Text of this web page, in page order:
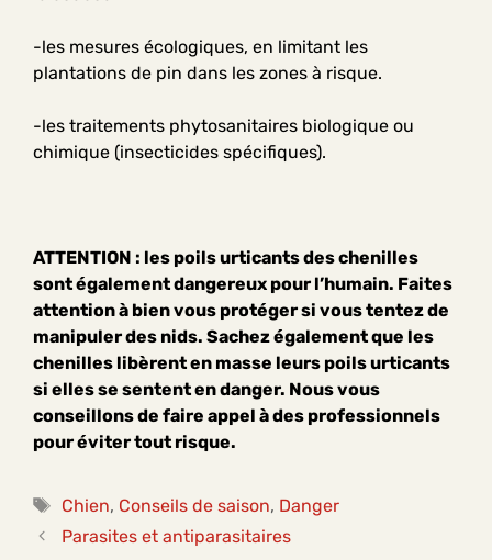
-les mesures écologiques, en limitant les
plantations de pin dans les zones à risque.
-les traitements phytosanitaires biologique ou
chimique (insecticides spécifiques).
ATTENTION : les poils urticants des chenilles
sont également dangereux pour l’humain. Faites
attention à bien vous protéger si vous tentez de
manipuler des nids. Sachez également que les
chenilles libèrent en masse leurs poils urticants
si elles se sentent en danger. Nous vous
conseillons de faire appel à des professionnels
pour éviter tout risque.
Étiquettes
Chien, Conseils de saison, Danger
Parasites et antiparasitaires